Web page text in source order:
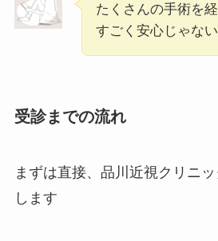
たくさんの手術を
すごく安心じゃな
受診までの流れ
まずは直接、品川近視クリニ
します